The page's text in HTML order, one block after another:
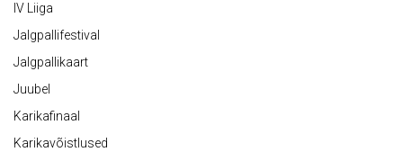
IV Liiga
Jalgpallifestival
Jalgpallikaart
Juubel
Karikafinaal
Karikavõistlused